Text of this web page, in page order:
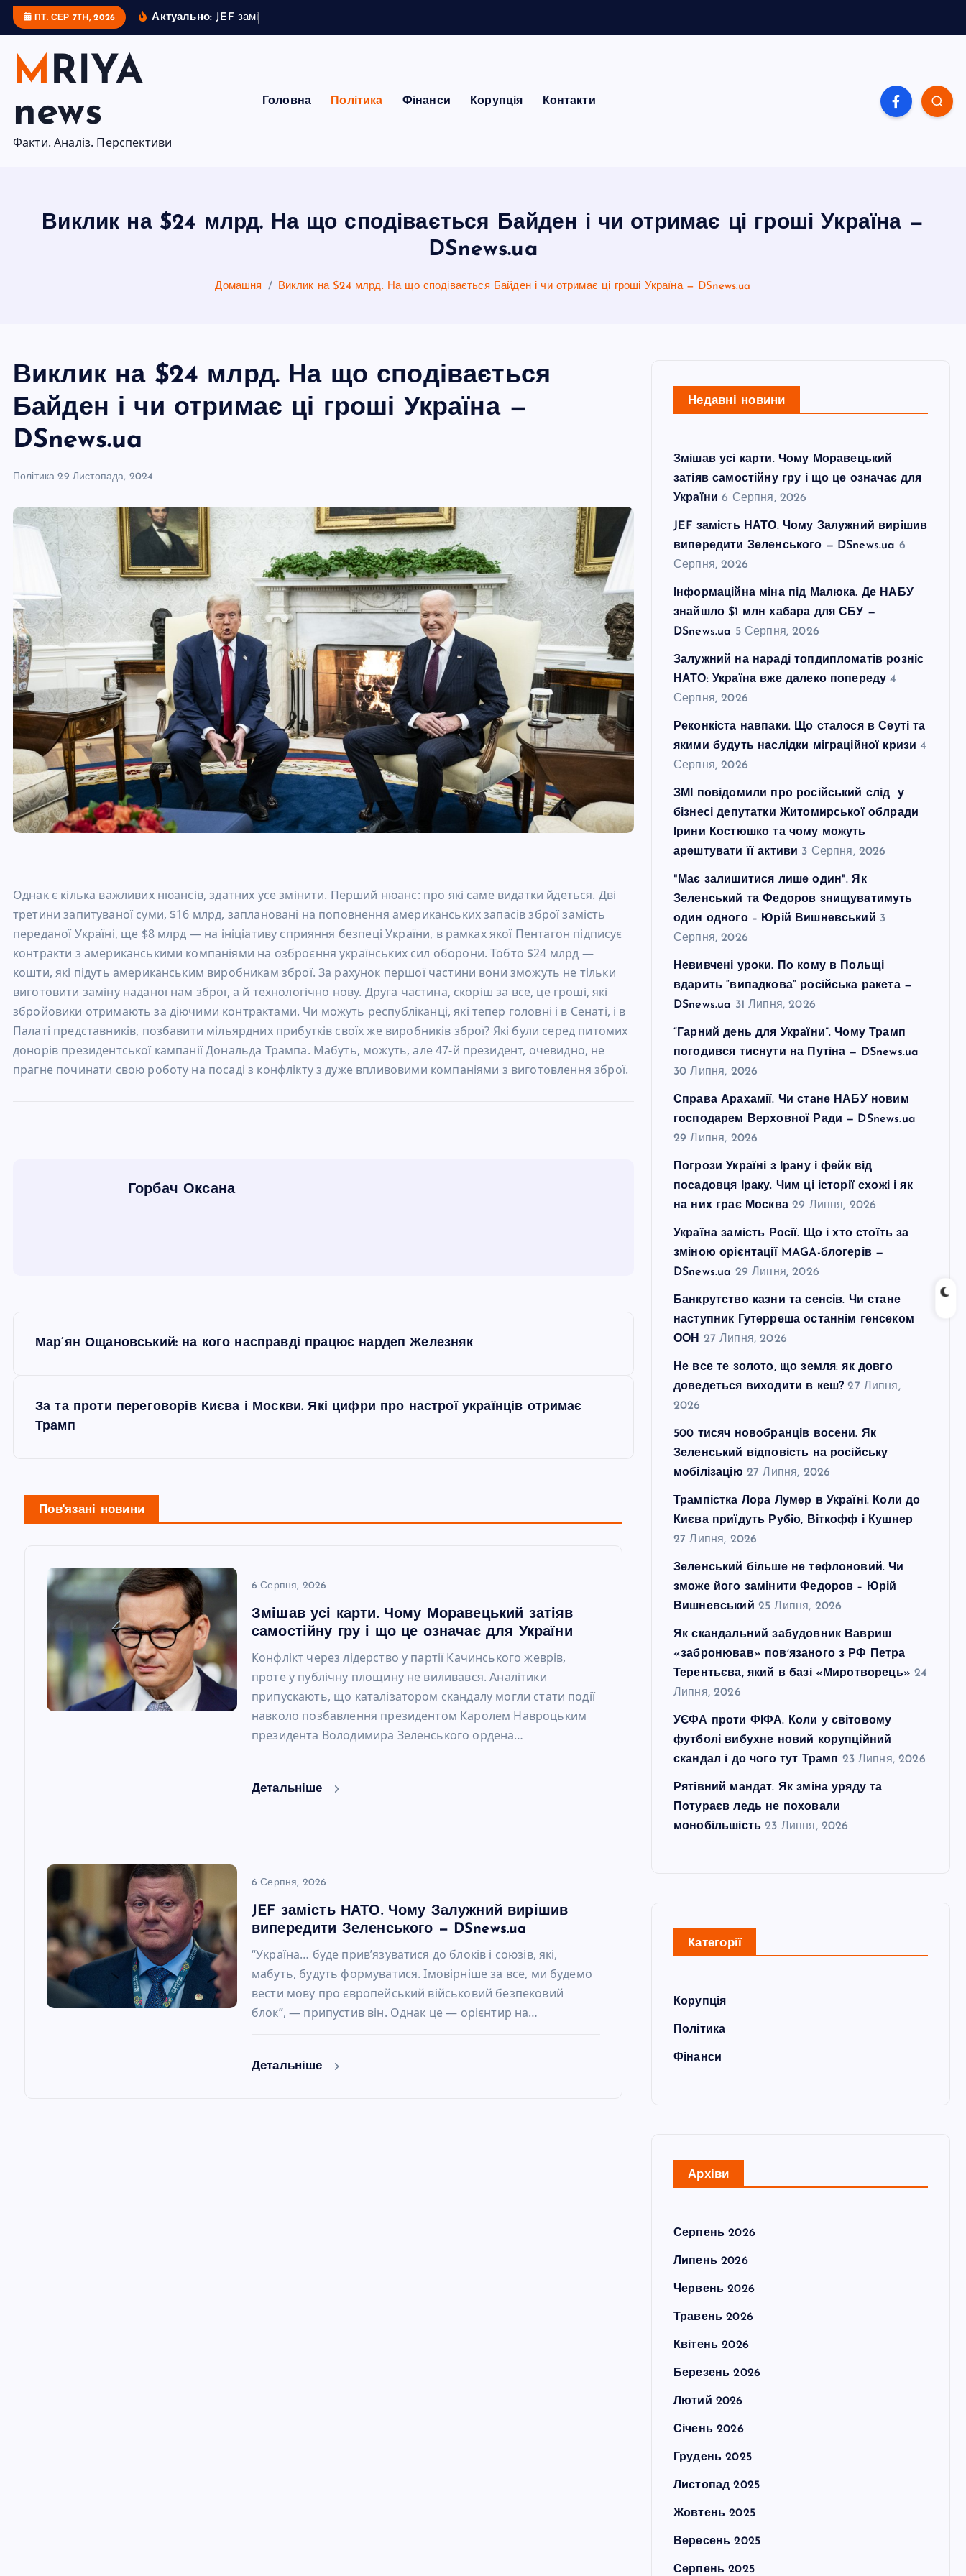
ПТ. СЕР 7TH, 2026 Актуально: J E F замі
MRIYA
news
Факти. Аналіз. Перспективи
Головна Політика Фінанси Корупція Контакти
Виклик на $24 млрд. На що сподівається Байден і чи отримає ці гроші Україна —
DSnews.ua
Домашня Виклик на $24 млрд. На що сподівається Байден і чи отримає ці гроші Україна — DSnews.ua
Виклик на $24 млрд. На що сподівається
Байден і чи отримає ці гроші Україна —
DSnews.ua
Політика 29 Листопада, 2024
Однак є кілька важливих нюансів, здатних усе змінити. Перший нюанс: про які саме видатки йдеться. Дві
третини запитуваної суми, $16 млрд, заплановані на поповнення американських запасів зброї замість
переданої Україні, ще $8 млрд — на ініціативу сприяння безпеці України, в рамках якої Пентагон підписує
контракти з американськими компаніями на озброєння українських сил оборони. Тобто $24 млрд —
кошти, які підуть американським виробникам зброї. За рахунок першої частини вони зможуть не тільки
виготовити заміну наданої нам зброї, а й технологічно нову. Друга частина, скоріш за все, це гроші, які
збройовики отримають за діючими контрактами. Чи можуть республіканці, які тепер головні і в Сенаті, і в
Палаті представників, позбавити мільярдних прибутків своїх же виробників зброї? Які були серед питомих
донорів президентської кампанії Дональда Трампа. Мабуть, можуть, але 47-й президент, очевидно, не
прагне починати свою роботу на посаді з конфлікту з дуже впливовими компаніями з виготовлення зброї.
Горбач Оксана
Н
г
а
Мар’ян Ощановський: на кого насправді працює нардеп Железняк
За та проти переговорів Києва і Москви. Які цифри про настрої українців отримає
Трамп
Пов'язані новини
6 Серпня, 2026
Змішав усі карти. Чому Моравецький затіяв
самостійну гру і що це означає для України
Конфлікт через лідерство у партії Качинського жеврів,
проте у публічну площину не виливався. Аналітики
припускають, що каталізатором скандалу могли стати події
навколо позбавлення президентом Каролем Навроцьким
президента Володимира Зеленського ордена…
Детальніше
6 Серпня, 2026
JEF замість НАТО. Чому Залужний вирішив
випередити Зеленського — DSnews.ua
“Україна… буде прив’язуватися до блоків і союзів, які,
мабуть, будуть формуватися. Імовірніше за все, ми будемо
вести мову про європейський військовий безпековий
блок”, — припустив він. Однак це — орієнтир на…
Детальніше
Недавні новини
Змішав усі карти. Чому Моравецький
затіяв самостійну гру і що це означає для
України 6 Серпня, 2026
JEF замість НАТО. Чому Залужний вирішив
випередити Зеленського — DSnews.ua 6
Серпня, 2026
Інформаційна міна під Малюка. Де НАБУ
знайшло $1 млн хабара для СБУ —
DSnews.ua 5 Серпня, 2026
Залужний на нараді топдипломатів розніс
НАТО: Україна вже далеко попереду 4
Серпня, 2026
Реконкіста навпаки. Що сталося в Сеуті та
якими будуть наслідки міграційної кризи 4
Серпня, 2026
ЗМІ повідомили про російський слід у
бізнесі депутатки Житомирської облради
Ірини Костюшко та чому можуть
арештувати її активи 3 Серпня, 2026
"Має залишитися лише один". Як
Зеленський та Федоров знищуватимуть
один одного – Юрій Вишневський 3
Серпня, 2026
Невивчені уроки. По кому в Польщі
вдарить “випадкова” російська ракета —
DSnews.ua 31 Липня, 2026
“Гарний день для України”. Чому Трамп
погодився тиснути на Путіна — DSnews.ua
30 Липня, 2026
Справа Арахамії. Чи стане НАБУ новим
господарем Верховної Ради — DSnews.ua
29 Липня, 2026
Погрози Україні з Ірану і фейк від
посадовця Іраку. Чим ці історії схожі і як
на них грає Москва 29 Липня, 2026
Україна замість Росії. Що і хто стоїть за
зміною орієнтації MAGA-блогерів —
DSnews.ua 29 Липня, 2026
Банкрутство казни та сенсів. Чи стане
наступник Гутерреша останнім генсеком
ООН 27 Липня, 2026
Не все те золото, що земля: як довго
доведеться виходити в кеш? 27 Липня,
2026
500 тисяч новобранців восени. Як
Зеленський відповість на російську
мобілізацію 27 Липня, 2026
Трампістка Лора Лумер в Україні. Коли до
Києва приїдуть Рубіо, Віткофф і Кушнер
27 Липня, 2026
Зеленський більше не тефлоновий. Чи
зможе його замінити Федоров – Юрій
Вишневський 25 Липня, 2026
Як скандальний забудовник Вавриш
«забронював» повʼязаного з РФ Петра
Терентьєва, який в базі «Миротворець» 24
Липня, 2026
УЄФА проти ФІФА. Коли у світовому
футболі вибухне новий корупційний
скандал і до чого тут Трамп 23 Липня, 2026
Рятівний мандат. Як зміна уряду та
Потураєв ледь не поховали
монобільшість 23 Липня, 2026
Категорії
Корупція
Політика
Фінанси
Архіви
Серпень 2026
Липень 2026
Червень 2026
Травень 2026
Квітень 2026
Березень 2026
Лютий 2026
Січень 2026
Грудень 2025
Листопад 2025
Жовтень 2025
Вересень 2025
Серпень 2025